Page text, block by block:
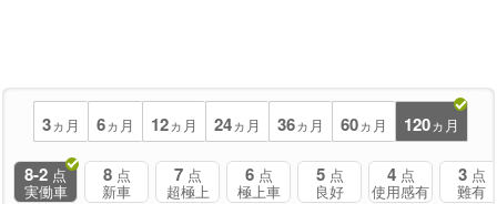
3ヵ月 6ヵ月 12ヵ月 24ヵ月 36ヵ月 60ヵ月 120ヵ月
8-2 点
実働車
8 点
新車
7 点
超極上
6 点
極上車
5 点
良好
4 点
使用感有
3 点
難有